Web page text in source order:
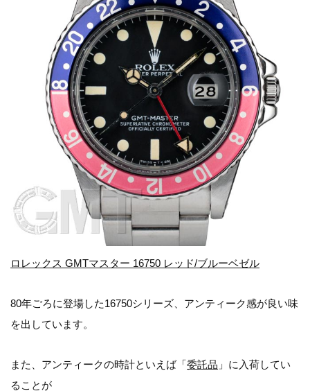
ロレックス GMTマスター 16750 レッド/ブルーベゼル
80年ごろに登場した16750シリーズ、アンティーク感が良い味
を出しています。
また、アンティークの時計といえば「委託品 」に入荷してい
ることが